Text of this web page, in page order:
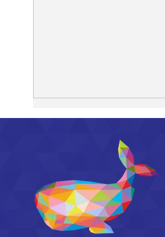
Website laten maken in
Geel, wat mag je
verwachten?